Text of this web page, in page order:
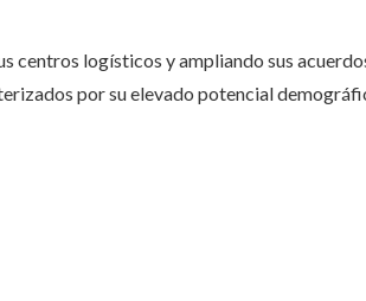
centros logísticos y ampliando sus
por su elevado potencial